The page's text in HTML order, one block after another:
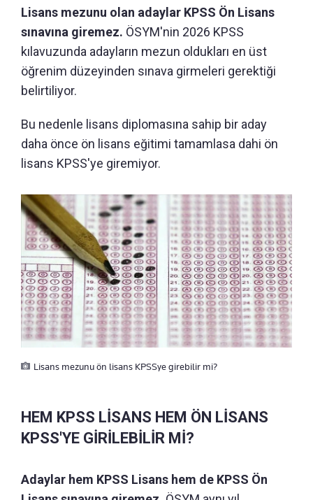
Lisans mezunu olan adaylar KPSS Ön Lisans
sınavına giremez. ÖSYM'nin 2026 KPSS
kılavuzunda adayların mezun oldukları en üst
öğrenim düzeyinden sınava girmeleri gerektiği
belirtiliyor.
Bu nedenle lisans diplomasına sahip bir aday
daha önce ön lisans eğitimi tamamlasa dahi ön
lisans KPSS'ye giremiyor.
Lisans mezunu ön lisans KPSSye girebilir mi?
HEM KPSS LİSANS HEM ÖN LİSANS
KPSS'YE GİRİLEBİLİR Mİ?
Adaylar hem KPSS Lisans hem de KPSS Ön